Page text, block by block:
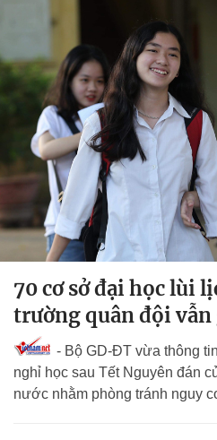
70 cơ sở đại học lùi
trường quân đội vẫn
- Bộ GD-ĐT vừa thông
nghỉ học sau Tết Nguyên đán
nước nhằm phòng tránh nguy